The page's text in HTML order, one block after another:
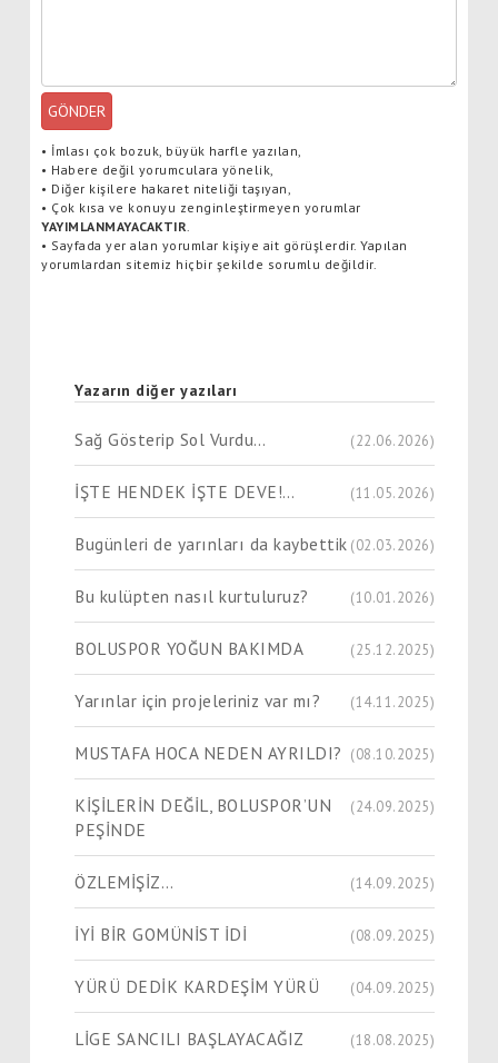
GÖNDER
• İmlası çok bozuk, büyük harfle yazılan,
• Habere değil yorumculara yönelik,
• Diğer kişilere hakaret niteliği taşıyan,
• Çok kısa ve konuyu zenginleştirmeyen yorumlar
YAYIMLANMAYACAKTIR
• Sayfada yer alan yorumlar kişiye ait görüşlerdir. Yapılan
yorumlardan sitemiz hiçbir şekilde sorumlu değildir.
Yazarın diğer yazıları
Sağ Gösterip Sol Vurdu… (22.06.2026)
İŞTE HENDEK İŞTE DEVE!… (11.05.2026)
Bugünleri de yarınları da kaybettik (02.03.2026)
Bu kulüpten nasıl kurtuluruz? (10.01.2026)
BOLUSPOR YOĞUN BAKIMDA (25.12.2025)
Yarınlar için projeleriniz var mı? (14.11.2025)
MUSTAFA HOCA NEDEN AYRILDI? (08.10.2025)
KİŞİLERİN DEĞİL, BOLUSPOR’UN
PEŞİNDE
(24.09.2025)
ÖZLEMİŞİZ… (14.09.2025)
İYİ BİR GOMÜNİST İDİ (08.09.2025)
YÜRÜ DEDİK KARDEŞİM YÜRÜ (04.09.2025)
LİGE SANCILI BAŞLAYACAĞIZ (18.08.2025)